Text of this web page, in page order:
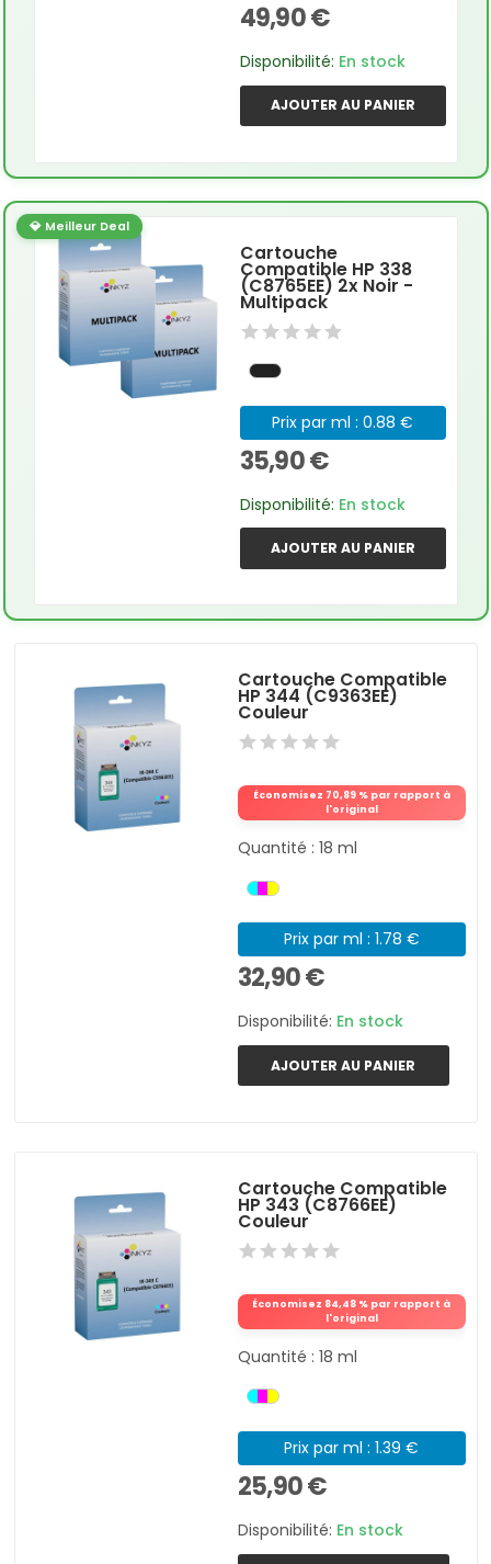
49,90 €
Disponibilité: En stock
AJOUTER AU PANIER
💎 Meilleur Deal
Cartouche
Compatible HP 338
(C8765EE) 2x Noir -
Multipack
Prix par ml : 0.88 €
35,90 €
Disponibilité: En stock
AJOUTER AU PANIER
Cartouche Compatible
HP 344 (C9363EE)
Couleur
Économisez 70,89 % par rapport à
l'original
Quantité : 18 ml
Prix par ml : 1.78 €
32,90 €
Disponibilité: En stock
AJOUTER AU PANIER
Cartouche Compatible
HP 343 (C8766EE)
Couleur
Économisez 84,48 % par rapport à
l'original
Quantité : 18 ml
Prix par ml : 1.39 €
25,90 €
Disponibilité: En stock